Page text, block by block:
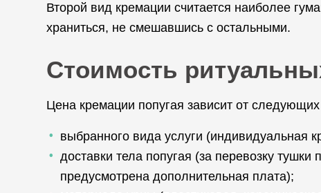
Второй вид кремации считается наиболее
храниться, не смешавшись с остальными.
Стоимость
Цена кремации попугая зависит от
выбранного вида услуги (индивидуальная
доставки тела попугая (за перевозку
предусмотрена дополнительная плата);